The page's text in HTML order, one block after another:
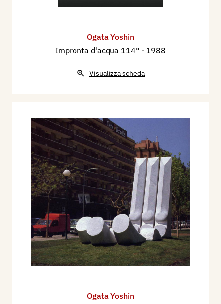
Ogata Yoshin
Impronta d'acqua 114° - 1988
Visualizza scheda
Ogata Yoshin